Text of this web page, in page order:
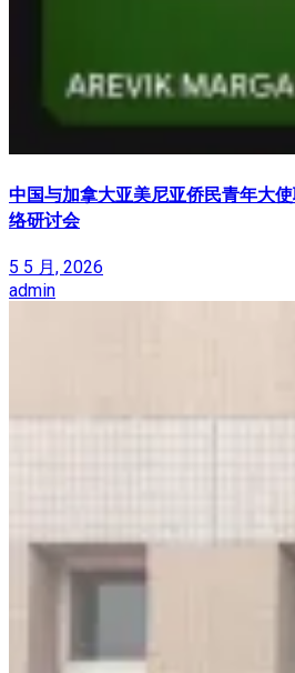
中国与加拿大亚美尼亚侨民青年大
络研讨会
5 5 月, 2026
admin